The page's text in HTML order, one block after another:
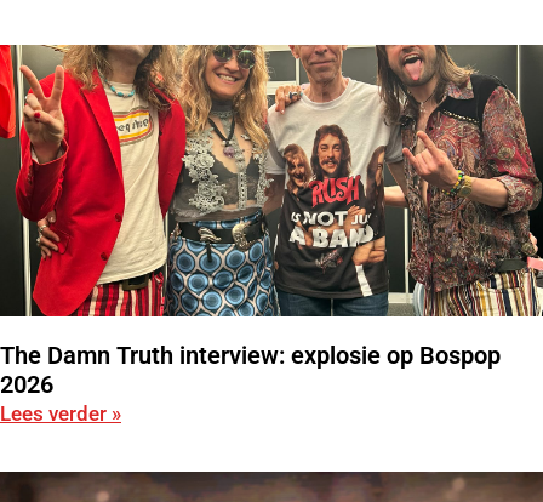
The Damn Truth interview: explosie op Bospop
2026
Lees verder »